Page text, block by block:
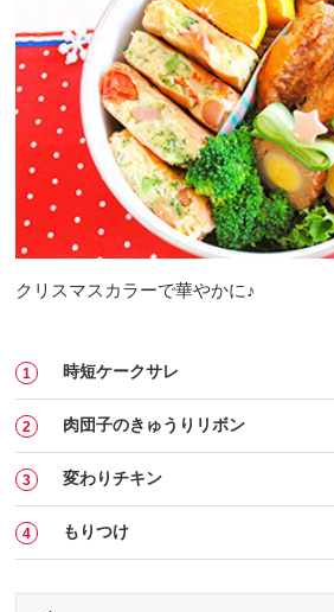
クリスマスカラーで華やかに♪
時短ケークサレ
肉団子のきゅうりリボン
変わりチキン
もりつけ